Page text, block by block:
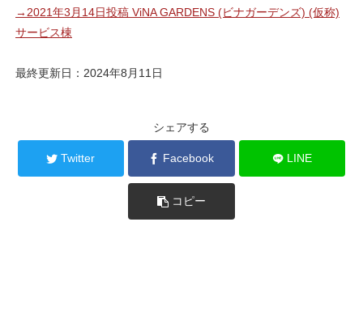
→2021年3月14日投稿 ViNA GARDENS (ビナガーデンズ) (仮称)
サービス棟
最終更新日：2024年8月11日
シェアする
Twitter Facebook LINE
コピー